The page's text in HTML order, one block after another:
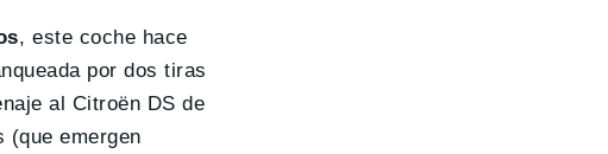
, este coche hace
por dos tiras
al Citroën DS de
(que emergen